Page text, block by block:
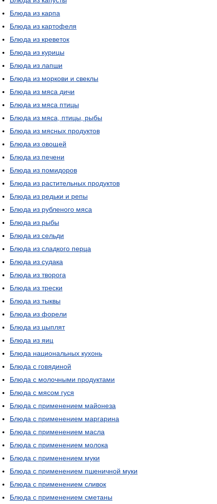
Блюда из карпа
Блюда из картофеля
Блюда из креветок
Блюда из курицы
Блюда из лапши
Блюда из моркови и свеклы
Блюда из мяса дичи
Блюда из мяса птицы
Блюда из мяса, птицы, рыбы
Блюда из мясных продуктов
Блюда из овощей
Блюда из печени
Блюда из помидоров
Блюда из растительных продуктов
Блюда из редьки и репы
Блюда из рубленого мяса
Блюда из рыбы
Блюда из сельди
Блюда из сладкого перца
Блюда из судака
Блюда из творога
Блюда из трески
Блюда из тыквы
Блюда из форели
Блюда из цыплят
Блюда из яиц
Блюда национальных кухонь
Блюда с говядиной
Блюда с молочными продуктами
Блюда с мясом гуся
Блюда с применением майонеза
Блюда с применением маргарина
Блюда с применением масла
Блюда с применением молока
Блюда с применением муки
Блюда с применением пшеничной муки
Блюда с применением сливок
Блюда с применением сметаны